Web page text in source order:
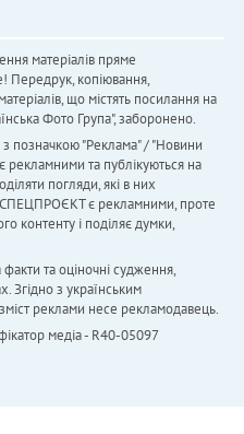
матеріалів пряме
Передрук, копіювання,
що містять посилання на
Фото Група", заборонено.
з позначкою "Реклама" / "Новини
рекламними та публікуються на
погляди, які в них
СПЕЦПРОЄКТ є рекламними, проте
контенту і поділяє думки,
факти та оціночні судження,
Згідно з українським
реклами несе рекламодавець.
медіа - R40-05097